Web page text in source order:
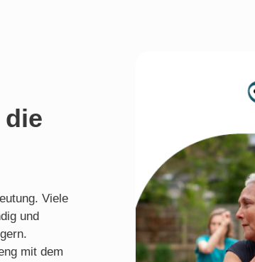
Viele
und
mit dem